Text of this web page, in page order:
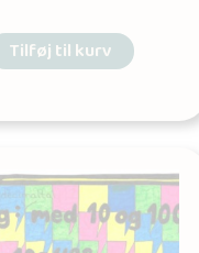
Tilføj til kurv